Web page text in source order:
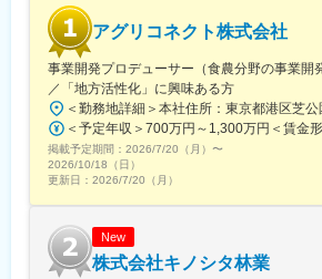
・Slack／Zoomを活用したコミュニケー
■当社について：
当社は2007年設立以降、「森林事業」と
の2軸で事業を展開しています。森林資
可能エネルギーの普及を通じて、環境価
現し、持続可能な社会の構築に貢献して
変更の範囲：会社の定める業務
◎国際的なビジネススキルの習得
異文化環境での交渉力、リスク対応力、
ードを体感できます。
■当社について
「テクノロジーによって、産地とともに
経営理念に据え、豊かな経験を持つ産地
ンステクノロジーを融合することで、環
農業の実現に取り組んでいます。
アグリコネクト株式会社
事業開発プロデューサー（食農分野の事業
／「地方活性化」に興味ある方
掲載予定期間： 2026/7/20（月） 〜
2026/10/18（日）
更新日： 2026/7/20（月）
New
株式会社キノシタ林業